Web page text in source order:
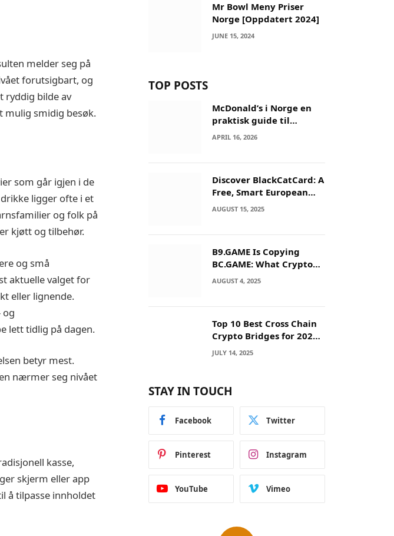
melder seg på
forutsigbart, og
ryddig bilde av
mulig smidig besøk.
som går igjen i de
ligger ofte i et
og folk på
kjøtt og tilbehør.
og små
aktuelle valget for
eller lignende.
og
lett tidlig på dagen.
betyr mest.
nærmer seg nivået
kasse,
skjerm eller app
å tilpasse innholdet
Mr Bowl Meny Priser
Norge [Oppdatert 2024]
JUNE 15, 2024
TOP POSTS
McDonald’s i Norge en
praktisk guide til
menyer og besøk
APRIL 16, 2026
Discover BlackCatCard: A
Free, Smart European
IBAN & Crypto Card
AUGUST 15, 2025
B9.GAME Is Copying
BC.GAME: What Crypto
Users Need to Know
AUGUST 4, 2025
Top 10 Best Cross Chain
Crypto Bridges for 2025:
Seamless
Interoperability Across
JULY 14, 2025
STAY IN TOUCH
Facebook Twitter
Pinterest Instagram
YouTube Vimeo